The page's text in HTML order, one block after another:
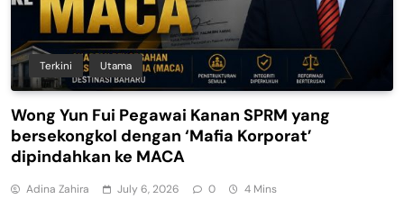
Terkini Utama
Wong Yun Fui Pegawai Kanan SPRM yang
bersekongkol dengan ‘Mafia Korporat’
dipindahkan ke MACA
Adina Zahira July 6, 2026 0 4 Mins